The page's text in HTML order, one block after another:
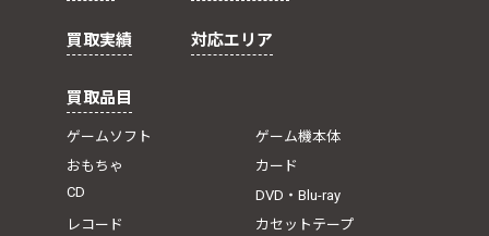
買取実績 対応エリア
買取品目
ゲームソフト
ゲーム機本体
おもちゃ
カード
CD
DVD・Blu-ray
レコード
カセットテープ